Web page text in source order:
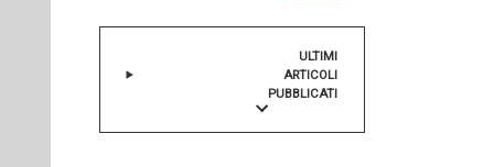
ULTIMI
ARTICOLI
PUBBLICATI